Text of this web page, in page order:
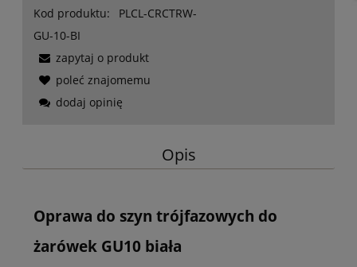
Kod produktu:
PLCL-CRCTRW-
GU-10-BI
zapytaj o produkt
poleć znajomemu
dodaj opinię
Opis
Oprawa do szyn trójfazowych do
żarówek GU10 biała